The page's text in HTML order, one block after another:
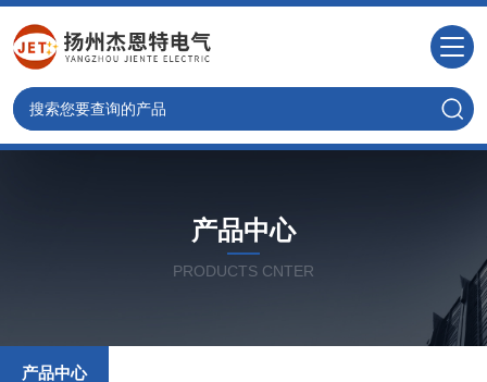
产品中心
PRODUCTS CNTER
产品中心